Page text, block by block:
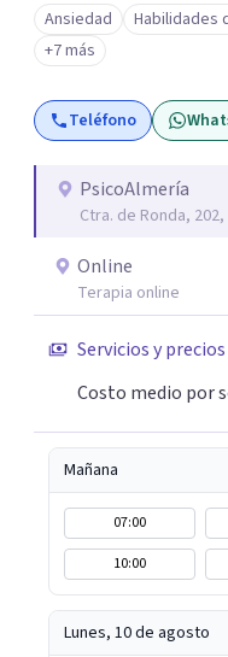
míos y juntos los alcanzaremos!. Mi
que consigas el
consciente de que
inicialmente
personalizado. Utilizo diferentes técnicas psicológicas
aunque mi
eficacia, reduciendo el tiempo de tratamiento y
consiguiendo cambios
¿Tienes dudas de
momento de dar el
Ansiedad Habilidades
+7 más
Teléfono
PsicoAlmería
Ctra. de Ronda,
Online
Terapia online
Servicios y precios
Costo medio por
Mañana
07:00
10:00
Lunes, 10 de agosto